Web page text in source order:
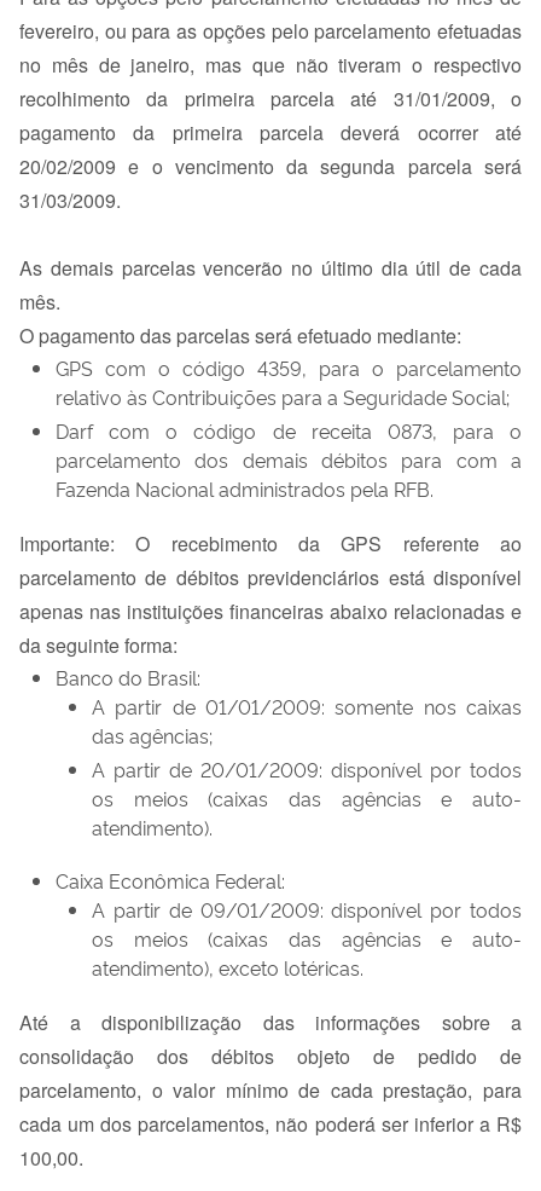
fevereiro, ou para as opções pelo parcelamento efetuadas
no mês de janeiro, mas que não tiveram o respectivo
recolhimento da primeira parcela até 31/01/2009, o
pagamento da primeira parcela deverá ocorrer até
20/02/2009 e o vencimento da segunda parcela será
31/03/2009.
As demais parcelas vencerão no último dia útil de cada
mês.
O pagamento das parcelas será efetuado mediante:
GPS com o código 4359, para o parcelamento
relativo às Contribuições para a Seguridade Social;
Darf com o código de receita 0873, para o
parcelamento dos demais débitos para com a
Fazenda Nacional administrados pela RFB.
Importante: O recebimento da GPS referente ao
parcelamento de débitos previdenciários está disponível
apenas nas instituições financeiras abaixo relacionadas e
da seguinte forma:
Banco do Brasil:
A partir de 01/01/2009: somente nos caixas
das agências;
A partir de 20/01/2009: disponível por todos
os meios (caixas das agências e auto-
atendimento).
Caixa Econômica Federal:
A partir de 09/01/2009: disponível por todos
os meios (caixas das agências e auto-
atendimento), exceto lotéricas.
Até a disponibilização das informações sobre a
consolidação dos débitos objeto de pedido de
parcelamento, o valor mínimo de cada prestação, para
cada um dos parcelamentos, não poderá ser inferior a R$
100,00.